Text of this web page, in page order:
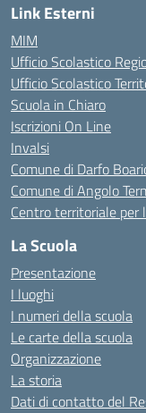
Link Esterni
MIM
Ufficio Scolastico
Ufficio Scolastico
Scuola in Chiaro
Iscrizioni On Line
Invalsi
Comune di Darfo
Comune di Angolo
Centro territoriale per
La Scuola
Presentazione
I luoghi
I numeri della scuola
Le carte della scuola
Organizzazione
La storia
Dati di contatto del